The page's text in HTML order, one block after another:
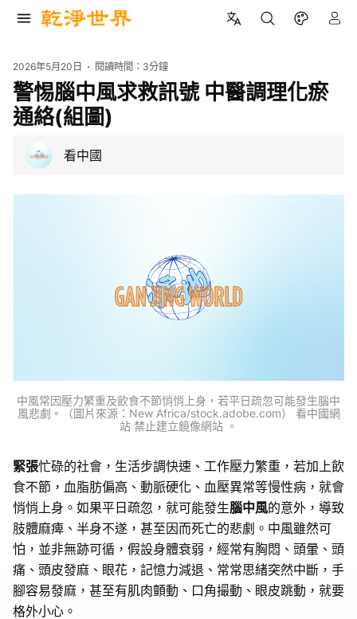
2026年5月20日 閱讀時間： 3分鐘
警惕腦中風求救訊號 中醫調理化瘀
通絡(組圖)
看中國
中風常因壓力繁重及飲食不節悄悄上身，若平日疏忽可能發生腦中
風悲劇。（圖片來源：New Africa/stock.adobe.com） 看中國網
站 禁止建立鏡像網站 。
緊張忙碌的社會，生活步調快速、工作壓力繁重，若加上飲
食不節，血脂肪偏高、動脈硬化、血壓異常等慢性病，就會
悄悄上身。如果平日疏忽，就可能發生腦中風的意外，導致
肢體麻痺、半身不遂，甚至因而死亡的悲劇。中風雖然可
怕，並非無跡可循，假設身體衰弱，經常有胸悶、頭暈、頭
痛、頭皮發麻、眼花，記憶力減退、常常思緒突然中斷，手
腳容易發麻，甚至有肌肉顫動、口角撮動、眼皮跳動，就要
格外小心。